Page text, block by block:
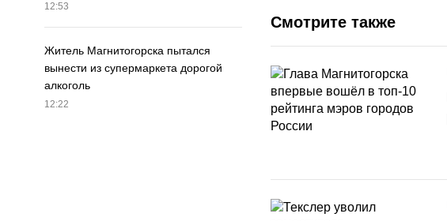
12:53
Житель Магнитогорска пытался
вынести из супермаркета дорогой
алкоголь
12:22
Смотрите также